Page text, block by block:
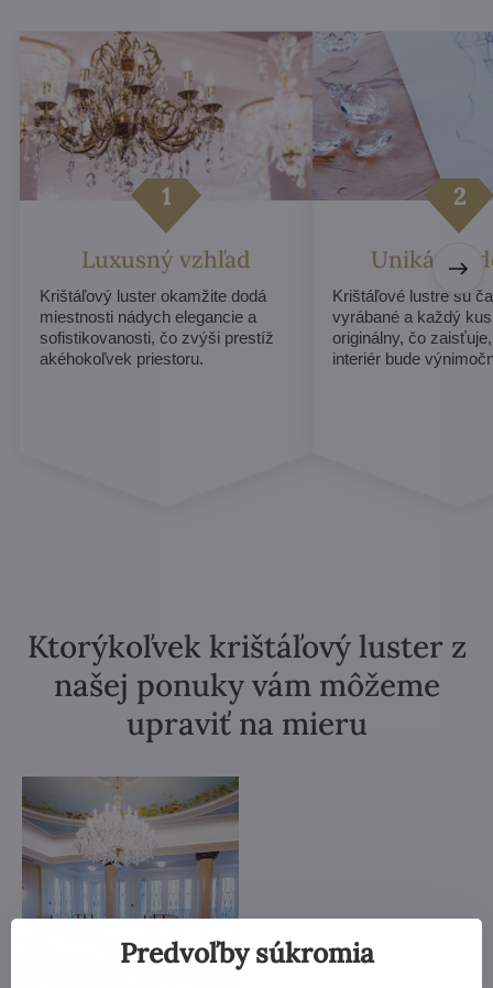
Luxusný vzhľad
Krištáľový luster okamžite dodá
miestnosti nádych elegancie a
sofistikovanosti, čo zvýši prestíž
akéhokoľvek priestoru.
Unikátny
Krištáľové lustre sú
vyrábané a každý
originálny, čo
interiér bude
Ktorýkoľvek krištáľový luster z
našej ponuky vám môžeme
upraviť na mieru
Predvoľby súkromia